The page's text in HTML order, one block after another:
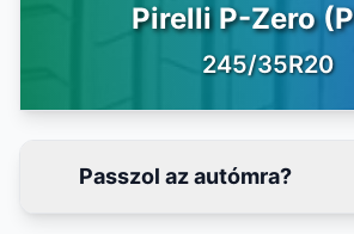
Pirelli P-Zero
245/35R20
Passzol az autómra?